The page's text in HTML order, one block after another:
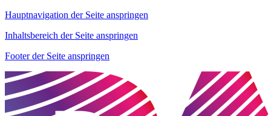
Hauptnavigation der Seite anspringen
Inhaltsbereich der Seite anspringen
Footer der Seite anspringen